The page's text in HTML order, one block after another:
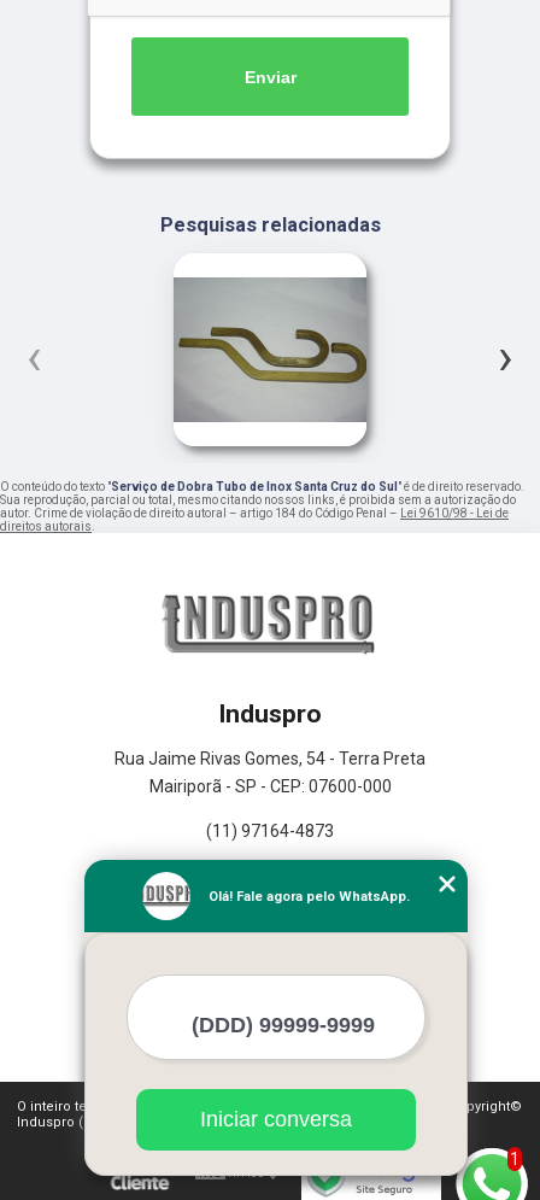
Enviar
Pesquisas relacionadas
‹ ›
O conteúdo do texto "Serviço de Dobra Tubo de Inox Santa Cruz do Sul " é de direito reservado.
Sua reprodução, parcial ou total, mesmo citando nossos links, é proibida sem a autorização do
autor. Crime de violação de direito autoral – artigo 184 do Código Penal – Lei 9610/98 - Lei de
direitos autorais.
Induspro
Rua Jaime Rivas Gomes, 54 - Terra Preta
Mairiporã - SP - CEP: 07600-000
(11) 97164-4873
Empresa
Missão
Mapa do site
Mais Serviços
O inteiro teor deste site está sujeito à proteção de direitos autorais. Copyright©
Induspro (Lei 9610 de 19/02/1998)
1
Olá! Fale agora pelo WhatsApp.
Iniciar conversa